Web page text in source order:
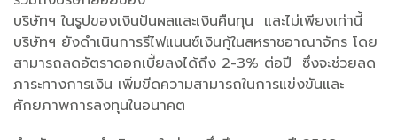
บริษัทฯ ในรูปของเงินปันผลและเงินคืนทุน และไม่เพียงเท่านี้
บริษัทฯ ยังดำเนินการรีไฟแนนซ์เงินกู้ในสหราชอาณาจักร โดย
สามารถลดอัตราดอกเบี้ยลงได้ถึง 2-3% ต่อปี ซึ่งจะช่วยลด
ภาระทางการเงิน เพิ่มขีดความสามารถในการแข่งขันและ
ศักยภาพการลงทุนในอนาคต